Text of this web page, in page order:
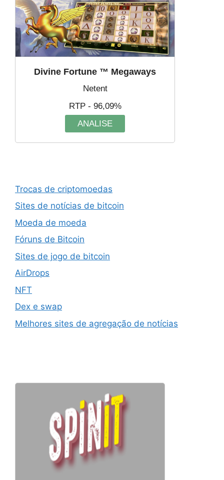
Divine Fortune ™ Megaways
Netent
RTP - 96,09%
ANALISE
Trocas de criptomoedas
Sites de notícias de bitcoin
Moeda de moeda
Fóruns de Bitcoin
Sites de jogo de bitcoin
AirDrops
NFT
Dex e swap
Melhores sites de agregação de notícias